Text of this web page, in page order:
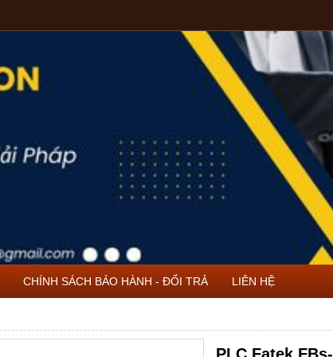
CHÍNH SÁCH BẢO HÀNH - ĐỔI TRẢ LIÊN HỆ